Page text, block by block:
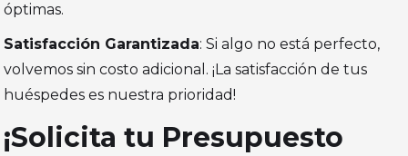
óptimas.
Satisfacción Garantizada: Si algo no está perfecto,
volvemos sin costo adicional. ¡La satisfacción de tus
huéspedes es nuestra prioridad!
¡Solicita tu Presupuesto